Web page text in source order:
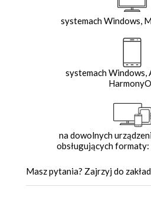
systemach Windows,
systemach Windows,
na dowolnych
obsługujących formaty:
Masz pytania? Zajrzyj do